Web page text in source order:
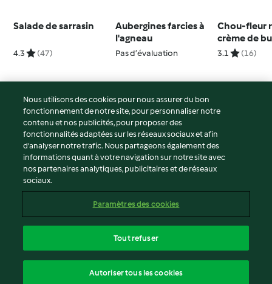
Salade de sarrasin
4.3 (47)
Aubergines farcies à
l'agneau
Pas d’évaluation
Chou-fleur
crème de
mousseline
3.1 (16)
© Copyright 2026
Conditions d'utilisation
Politique de confidentialité
Non-responsabilité
Mentions légales
Contenu du rapport
Déclaration d'accessibilité
Nous utilisons des cookies pour nous assurer du bon
fonctionnement de notre site, pour personnaliser notre
contenu et nos publicités, pour proposer des
fonctionnalités adaptées sur les réseaux sociaux et afin
d’analyser notre trafic. Nous partageons également des
informations quant à votre navigation sur notre site avec
nos partenaires analytiques, publicitaires et de réseaux
sociaux.
Paramètres des cookies
Tout refuser
Autoriser tous les cookies